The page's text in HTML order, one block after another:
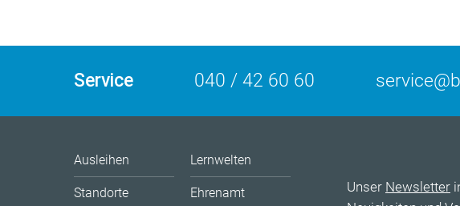
Service 040 / 42 60 60
Ausleihen
Standorte
Lernwelten
Ehrenamt Unser Newsletter